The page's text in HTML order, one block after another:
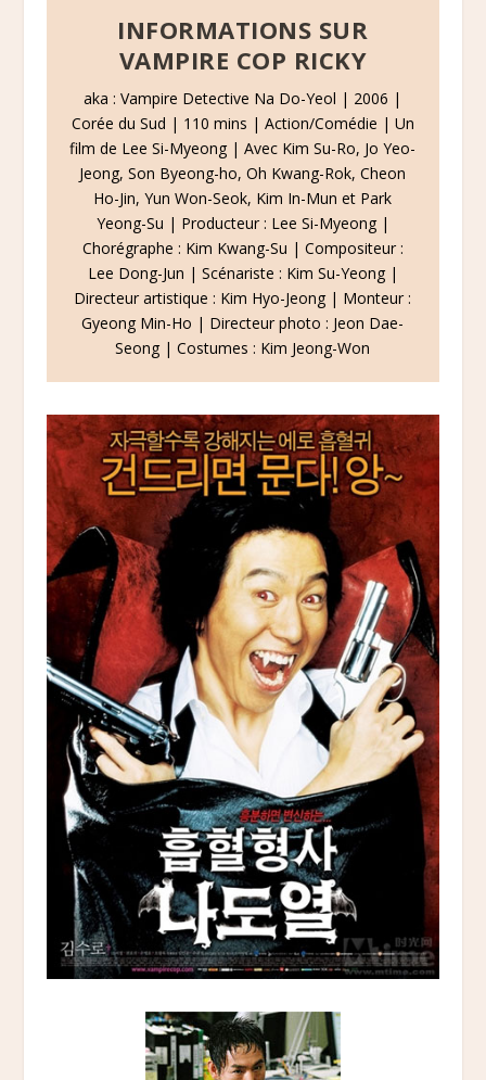
INFORMATIONS SUR
VAMPIRE COP RICKY
aka : Vampire Detective Na Do-Yeol | 2006 |
Corée du Sud | 110 mins | Action/Comédie | Un
film de Lee Si-Myeong | Avec Kim Su-Ro, Jo Yeo-
Jeong, Son Byeong-ho, Oh Kwang-Rok, Cheon
Ho-Jin, Yun Won-Seok, Kim In-Mun et Park
Yeong-Su | Producteur : Lee Si-Myeong |
Chorégraphe : Kim Kwang-Su | Compositeur :
Lee Dong-Jun | Scénariste : Kim Su-Yeong |
Directeur artistique : Kim Hyo-Jeong | Monteur :
Gyeong Min-Ho | Directeur photo : Jeon Dae-
Seong | Costumes : Kim Jeong-Won